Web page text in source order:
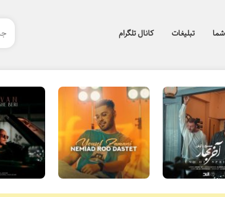
تبلیغات کانال تلگرام